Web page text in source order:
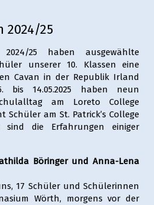
2024/25
25 haben ausgewählte
unserer 10. Klassen eine
Cavan in der Republik Irland
bis 14.05.2025 haben neun
am Loreto College
am St. Patrick’s College
die Erfahrungen einiger
Böringer und Anna-Lena
17 Schüler und Schülerinnen
Wörth, morgens vor der